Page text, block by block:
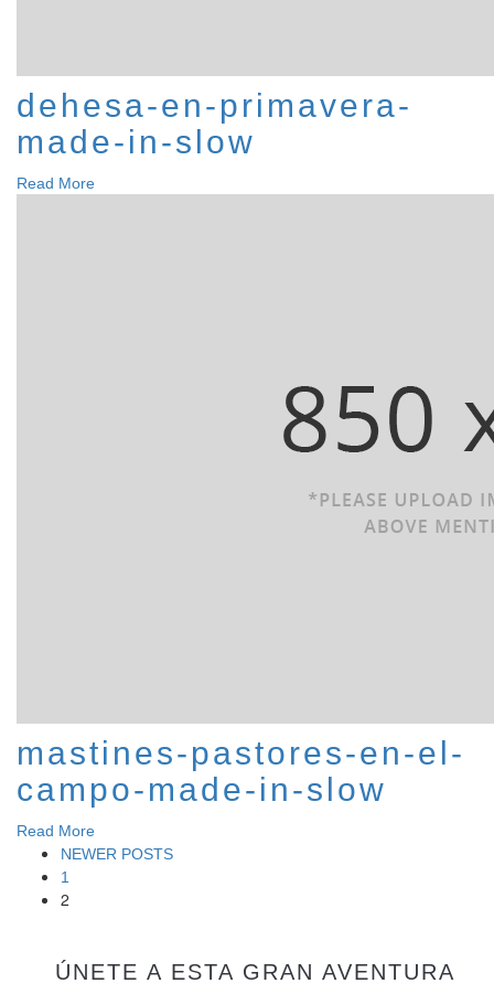
dehesa-en-primavera-
made-in-slow
Read More
mastines-pastores-en-el-
campo-made-in-slow
Read More
NEWER POSTS
1
2
ÚNETE A ESTA GRAN AVENTURA